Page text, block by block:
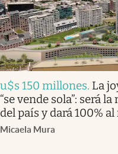
u$s 150 millones. La
“se vende sola”: será
del país y dará 100%
Micaela Mura